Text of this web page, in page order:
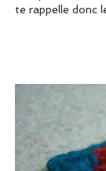
te rappelle donc